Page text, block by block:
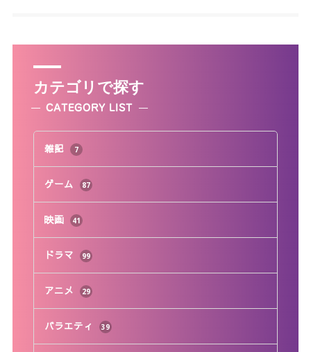
カテゴリで探す
CATEGORY LIST
雑記 7
ゲーム 87
映画 41
ドラマ 99
アニメ 29
バラエティ 39